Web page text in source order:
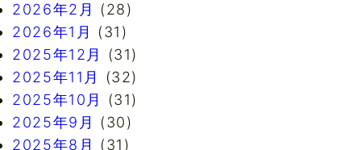
2026年2月
(28)
2026年1月
(31)
2025年12月
(31)
2025年11月
(32)
2025年10月
(31)
2025年9月
(30)
2025年8月
(31)